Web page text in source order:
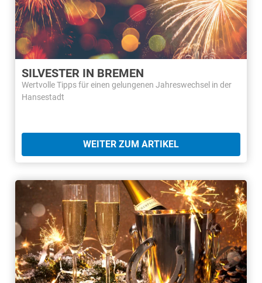
SILVESTER IN BREMEN
Wertvolle Tipps für einen gelungenen Jahreswechsel in der
Hansestadt
WEITER ZUM ARTIKEL